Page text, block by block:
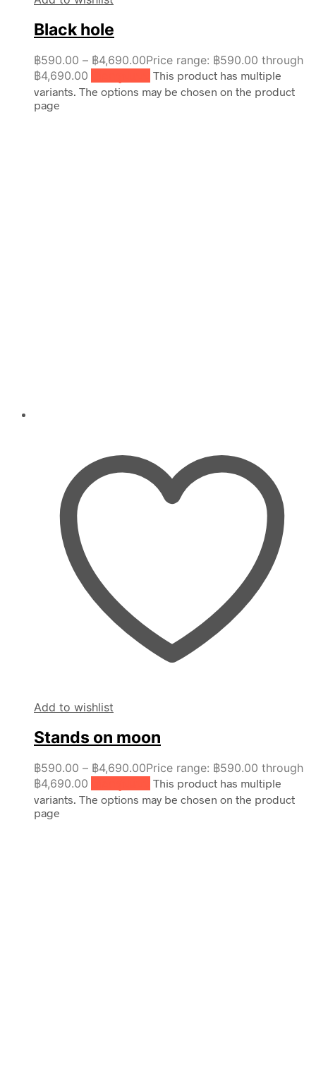
Black hole
฿590.00 – ฿4,690.00Price range: ฿590.00 through
฿4,690.00
This product has multiple
variants. The options may be chosen on the product
page
Add to wishlist
Stands on moon
฿590.00 – ฿4,690.00Price range: ฿590.00 through
฿4,690.00
This product has multiple
variants. The options may be chosen on the product
page